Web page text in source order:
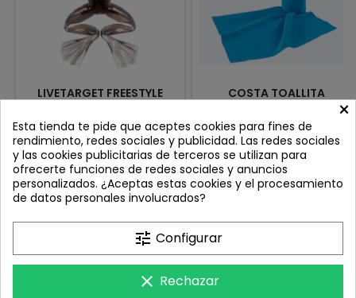
LIVETARGET FREESTYLE
FROG 2.0 2" BRONZE WHITE
1041Review(s):0
La LIVETARGET ICT Freestyle
Frog está diseñada para
ofrecer una acción viva y un
realismo extremo, imitando a
la perfección a las ranas y
nuestros escenarios. Gracias
a la tecnología Injected Core
Technology (ICT), combina
un núcleo interno y una capa
exterior translúcida que
Precio
12,60 €
 Añadir al carrito
COSTA TOALLITA
LIMPIADORA LLAVERO
HERMIT CLOTH
Review(s):
La forma más segura de
mantener tus lentes
impecables. 🎒 Muy ligero y
fácil de transportar. 📏
Precio
10,90 €
×
Esta tienda te pide que aceptes cookies para fines de
rendimiento, redes sociales y publicidad. Las redes sociales
y las cookies publicitarias de terceros se utilizan para
ofrecerte funciones de redes sociales y anuncios
personalizados. ¿Aceptas estas cookies y el procesamiento
de datos personales involucrados?
tune Configurar
clear Rechazar